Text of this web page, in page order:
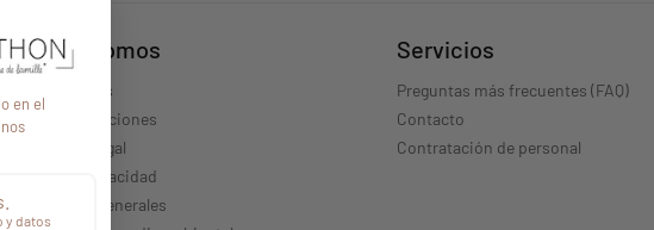
Quiénes somos
Quiénes somos
Nuestras colecciones
Información legal
Política de privacidad
Condiciones generales
Servicios
Preguntas más frecuentes (FAQ)
Contacto
Contratación de personal